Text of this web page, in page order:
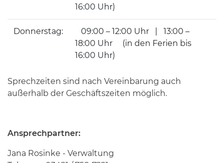
16:00 Uhr)
Donnerstag:
09:00 – 12:00 Uhr | 13:00 –
18:00 Uhr (in den Ferien bis
16:00 Uhr)
Sprechzeiten sind nach Vereinbarung auch
außerhalb der Geschäftszeiten möglich.
Ansprechpartner:
Jana Rosinke - Verwaltung